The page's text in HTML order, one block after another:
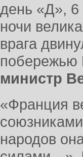
день «Д»,
ночи
врага
побережью
министр
«Франция
народов